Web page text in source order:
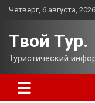
Перейти
Четверг, 6 августа, 2026
Твой Тур.
Туристический